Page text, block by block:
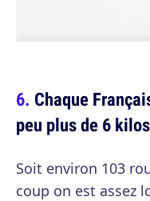
Chaque
peu plus de 6
Soit environ 103
coup on est assez